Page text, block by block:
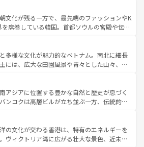
てほしい。 なお、新着のハワイ情報
一覧を参照してほしい。
ィビティも充実しており、サーフィンやダイ
キングなど、アウトドア好きにはたまらな
ラリアの多彩な魅力を存分に味わいつくそ
い。
な山岳地帯である台湾東部など、都市の喧騒
さが共存しており、訪れる人に新しい発見と
してくれる。また、奥深い台湾の食文化も魅
評判のスイーツなど、バラエティ豊かな料理
が味わえる。 なお、新着の台湾情報は コンテンツ一覧を参
。
文化が残る一方で、最先端のファッションやK
席巻している韓国。首都ソウルの宮殿や伝統
を延ばせば四季折々の自然美を楽しむことが
て、キムチや焼肉、絶品のストリートフード
まな韓国料理が待っている。夜には、韓国な
れながら、韓国の多彩な魅力を心ゆくまで味
わってみてほしい。 なお、新着の韓国情報はコンテンツ一
ほしい。
多様な文化が魅力的なベトナム。南北に細長
には、広大な田園風景や青々とした山々、世
共に伝統が息づく。ハノイの古い町並みやホ
フランス統治時代の建物も、独特の雰囲気を
る。また、バラエティの豊かさとおいしさで
やバインミー、ベトナムコーヒーなどは、ぜ
いたい。どの地域を訪れてもあたたかい人々
えてくれるので、きっと忘れられない旅にな
アジアに位置する豊かな自然と歴史が息づく
ンコクは高層ビルが立ち並ぶ一方、伝統的な
している。北部ではチェンマイなどの山岳地
れ合い、南部ではプーケットやクラビの美し
ゾート気分を楽しむことができる。タイ料理
の文化が交わる香港は、特有のエネルギーを
ヴィクトリア湾に広がる壮大な景色、近未来